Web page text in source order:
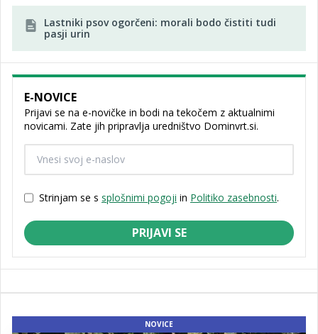
Lastniki psov ogorčeni: morali bodo čistiti tudi
pasji urin
E-NOVICE
Prijavi se na e-novičke in bodi na tekočem z aktualnimi
novicami. Zate jih pripravlja uredništvo Dominvrt.si.
Strinjam se s splošnimi pogoji in Politiko zasebnosti.
PRIJAVI SE
NOVICE